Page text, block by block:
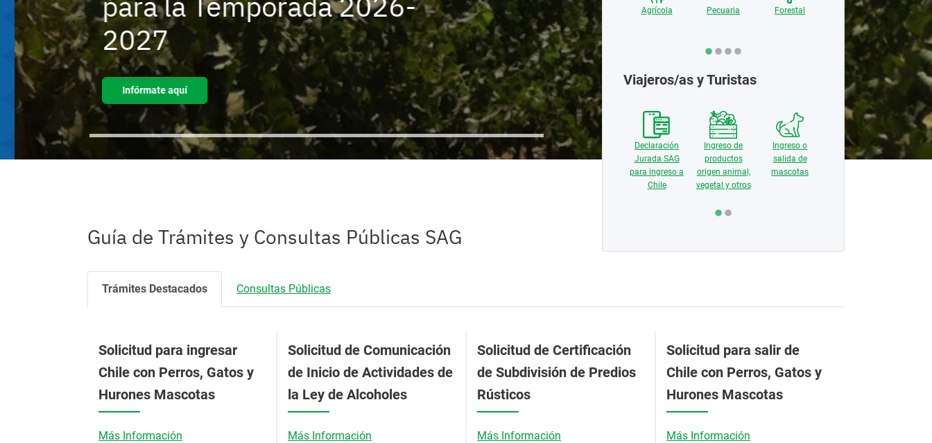
2027
Infórmate aquí
Frontera
Laboratorios
de terceros
Comerciales
Agrícola Pecuaria Forestal
Recursos
Naturales
Viajeros/as y Turistas
Ingreso o
salida de
Controles
fronterizos y
Declaración
Jurada SAG
Ingreso de
productos
Ingreso o
salida de
Controles
fronterizos y
medios de
Declaración
Jurada SAG
para ingreso a
Chile
Ingreso de
productos
origen animal,
vegetal y otros
Ingreso o
salida de
mascotas
Controles
fronterizos y
medios de
Jurada
Guía de Trámites y Consultas Públicas SAG
Trámites Destacados Consultas Públicas
Solicitud para ingresar
Chile con Perros, Gatos y
Hurones Mascotas
Más Información
Solicitud de Comunicación
de Inicio de Actividades de
la Ley de Alcoholes
Más Información
Solicitud de Certificación
de Subdivisión de Predios
Rústicos
Más Información
Solicitud para salir de
Chile con Perros, Gatos y
Hurones Mascotas
Más Información